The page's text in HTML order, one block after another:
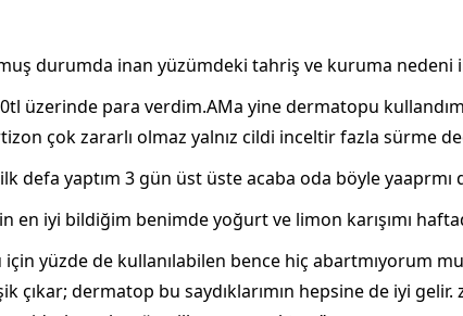
durumda inan yüzümdeki tahriş ve kuruma nedeni
üzerinde para verdim.AMa yine dermatopu
çok zararlı olmaz yalnız cildi inceltir fazla sürme
defa yaptım 3 gün üst üste acaba oda böyle yaaprmı
en iyi bildiğim benimde yoğurt ve limon karışımı
yüzde de kullanılabilen bence hiç abartmıyorum
çıkar; dermatop bu saydıklarımın hepsine de iyi